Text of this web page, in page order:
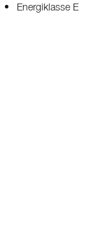
Energiklasse E